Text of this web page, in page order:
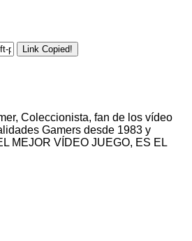
Link Copied!
Coleccionista, fan de los vídeo
Gamers desde 1983 y
MEJOR VÍDEO JUEGO, ES EL